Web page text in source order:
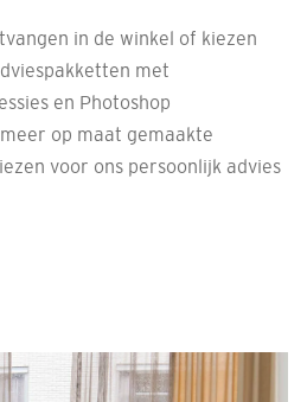
in de winkel of kiezen
met
en Photoshop
op maat gemaakte
voor ons persoonlijk advies